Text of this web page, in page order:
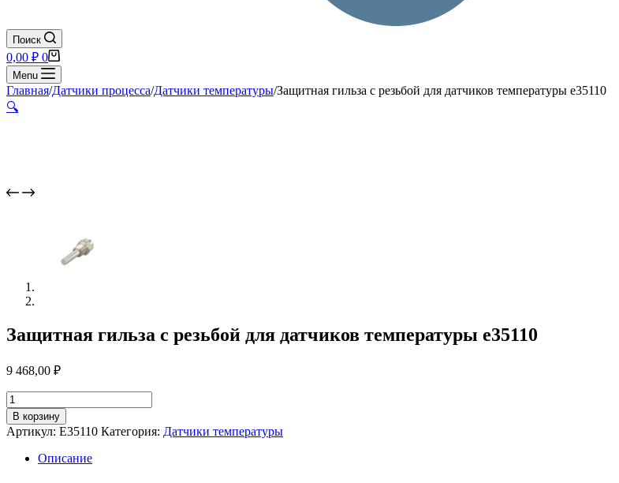
Поиск
Корзина
0,00 ₽ 0
Menu
Главная/Датчики процесса/Датчики температуры/Защитная гильза с резьбой для датчиков температуры e35110
🔍
Защитная гильза с резьбой для датчиков температуры e35110
9 468,00 ₽
Количество
товара
Защитная
гильза
резьбой
В корзину
Артикул: E35110 Категория: Датчики температуры
Описание